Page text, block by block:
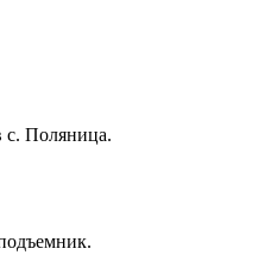
с. Поляница.